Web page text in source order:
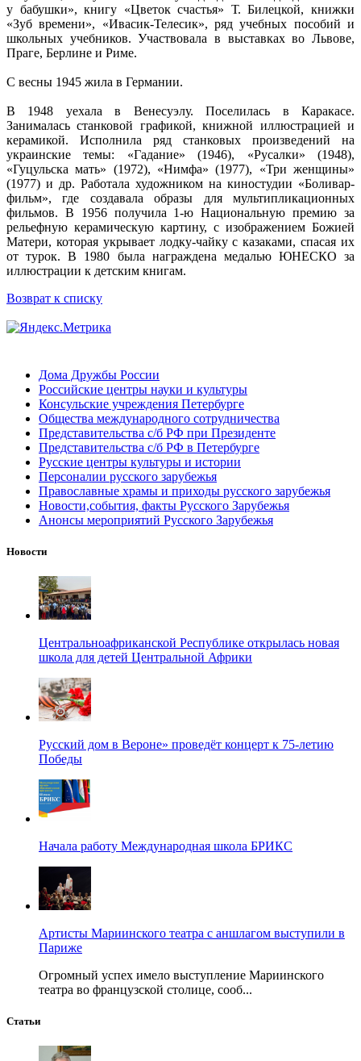
у бабушки», книгу «Цветок счастья» Т. Билецкой, книжки
«Зуб времени», «Ивасик-Телесик», ряд учебных пособий и
школьных учебников. Участвовала в выставках во Львове,
Праге, Берлине и Риме.
С весны 1945 жила в Германии.
В 1948 уехала в Венесуэлу. Поселилась в Каракасе.
Занималась станковой графикой, книжной иллюстрацией и
керамикой. Исполнила ряд станковых произведений на
украинские темы: «Гадание» (1946), «Русалки» (1948),
«Гуцульска мать» (1972), «Нимфа» (1977), «Три женщины»
(1977) и др. Работала художником на киностудии «Боливар-
фильм», где создавала образы для мультипликационных
фильмов. В 1956 получила 1-ю Национальную премию за
рельефную керамическую картину, с изображением Божией
Матери, которая укрывает лодку-чайку с казаками, спасая их
от турок. В 1980 была награждена медалью ЮНЕСКО за
иллюстрации к детским книгам.
Возврат к списку
Дома Дружбы России
Российские центры науки и культуры
Консульские учреждения Петербурге
Общества международного сотрудничества
Представительства с/б РФ при Президенте
Представительства с/б РФ в Петербурге
Русские центры культуры и истории
Персоналии русского зарубежья
Православные храмы и приходы русского зарубежья
Новости,события, факты Русского Зарубежья
Анонсы мероприятий Русского Зарубежья
Новости
Центральноафриканской Республике открылась новая
школа для детей Центральной Африки
Русский дом в Вероне» проведёт концерт к 75-летию
Победы
Начала работу Международная школа БРИКС
Артисты Мариинского театра с аншлагом выступили в
Париже
Огромный успех имело выступление Мариинского
театра во французской столице, сооб...
Статьи